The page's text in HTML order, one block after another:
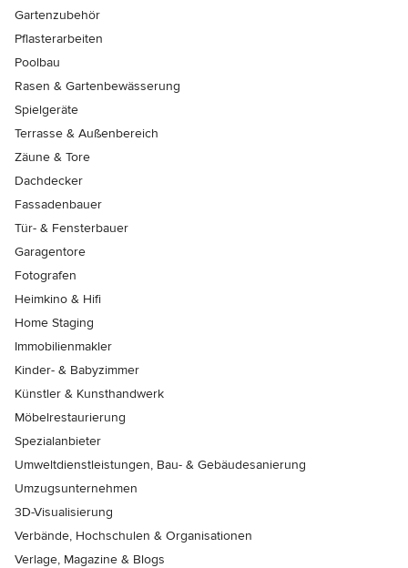
Gartenzubehör
Pflasterarbeiten
Poolbau
Rasen & Gartenbewässerung
Spielgeräte
Terrasse & Außenbereich
Zäune & Tore
Dachdecker
Fassadenbauer
Tür- & Fensterbauer
Garagentore
Fotografen
Heimkino & Hifi
Home Staging
Immobilienmakler
Kinder- & Babyzimmer
Künstler & Kunsthandwerk
Möbelrestaurierung
Spezialanbieter
Umweltdienstleistungen, Bau- & Gebäudesanierung
Umzugsunternehmen
3D-Visualisierung
Verbände, Hochschulen & Organisationen
Verlage, Magazine & Blogs